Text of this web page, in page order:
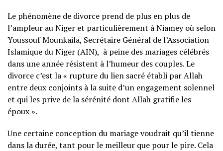
Le phénomène de divorce prend de plus en plus de
l’ampleur au Niger et particulièrement à Niamey où selon
Youssouf Mounkaila, Secrétaire Général de l’Association
Islamique du Niger (AIN), à peine des mariages célébrés
dans une année résistent à l’humeur des couples. Le
divorce c’est la « rupture du lien sacré établi par Allah
entre deux conjoints à la suite d’un engagement solennel
et qui les prive de la sérénité dont Allah gratifie les
époux ».
Une certaine conception du mariage voudrait qu’il tienne
dans la durée, tant pour le meilleur que pour le pire. Cela